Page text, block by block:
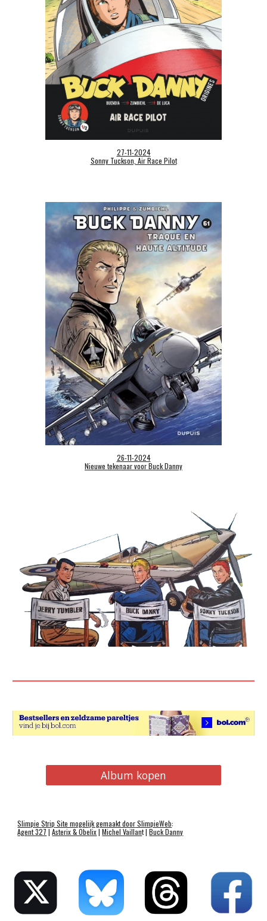
27-11-2024
Sonny Tuckson, Air Race Pilot
26-11-2024
Nieuwe tekenaar voor Buck Danny
Album kopen
SlimpieStrip Site mogelijk gemaakt doorSlimpieWeb:
Agent 327 | Asterix & Obelix| Michel Vaillant | Buck Danny